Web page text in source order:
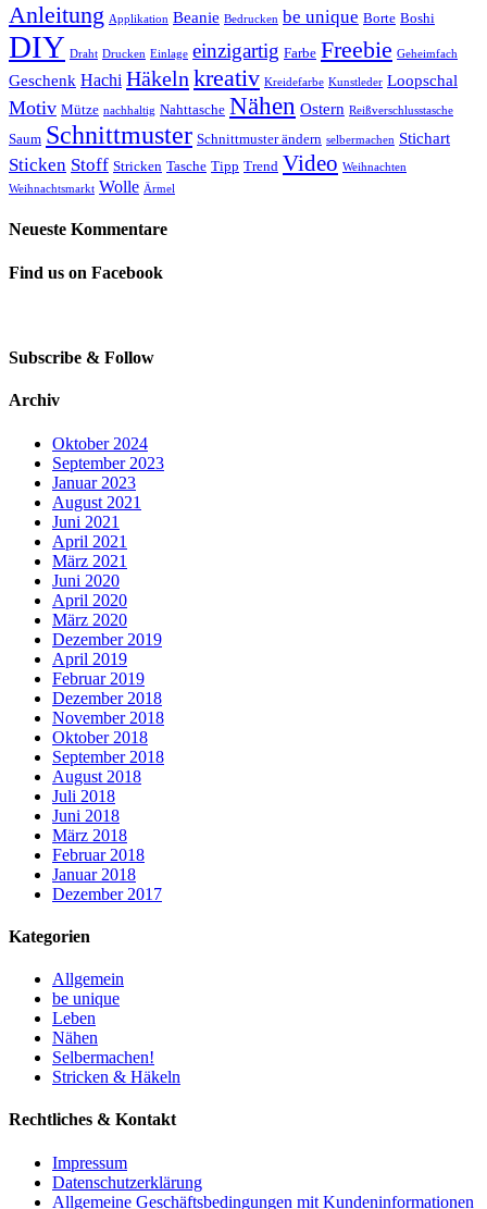
Anleitung Applikation Beanie Bedrucken be unique Borte Boshi
DIY Draht Drucken Einlage einzigartig Farbe Freebie Geheimfach
Geschenk Hachi Häkeln kreativ Kreidefarbe Kunstleder Loopschal
Motiv Mütze nachhaltig Nahttasche Nähen Ostern Reißverschlusstasche
Saum Schnittmuster Schnittmuster ändern selbermachen Stichart
Sticken Stoff Stricken Tasche Tipp Trend Video Weihnachten
Weihnachtsmarkt Wolle Ärmel
Neueste Kommentare
Find us on Facebook
Subscribe & Follow
Archiv
Oktober 2024
September 2023
Januar 2023
August 2021
Juni 2021
April 2021
März 2021
Juni 2020
April 2020
März 2020
Dezember 2019
April 2019
Februar 2019
Dezember 2018
November 2018
Oktober 2018
September 2018
August 2018
Juli 2018
Juni 2018
März 2018
Februar 2018
Januar 2018
Dezember 2017
Kategorien
Allgemein
be unique
Leben
Nähen
Selbermachen!
Stricken & Häkeln
Rechtliches & Kontakt
Impressum
Datenschutzerklärung
Allgemeine Geschäftsbedingungen mit Kundeninformationen